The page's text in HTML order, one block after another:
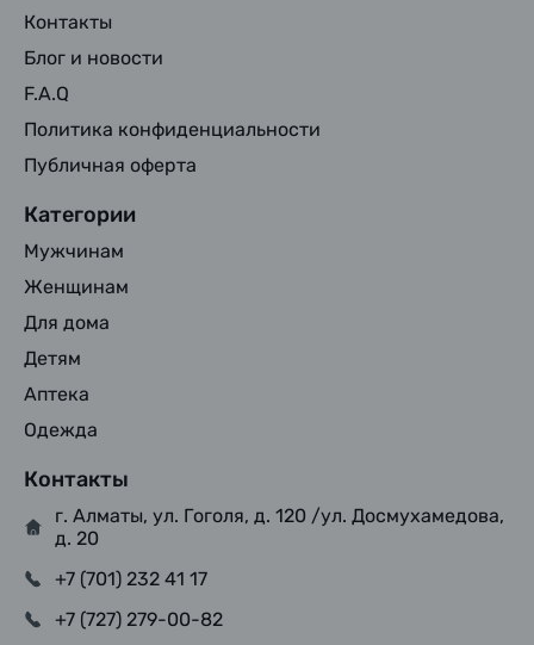
Контакты
Блог и новости
F.A.Q
Политика конфиденциальности
Публичная оферта
Категории
Мужчинам
Женщинам
Для дома
Детям
Аптека
Одежда
Контакты
г. Алматы, ул. Гоголя, д. 120 /ул. Досмухамедова,
д. 20
+7 (701) 232 41 17
+7 (727) 279-00-82